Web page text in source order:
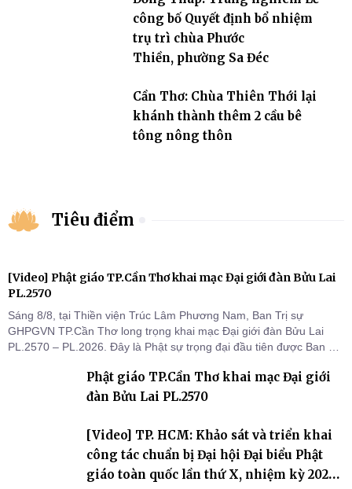
công bố Quyết định bổ nhiệm
trụ trì chùa Phước
Thiền, phường Sa Đéc
Cần Thơ: Chùa Thiên Thới lại
khánh thành thêm 2 cầu bê
tông nông thôn
Tiêu điểm
[Video] Phật giáo TP.Cần Thơ khai mạc Đại giới đàn Bửu Lai
PL.2570
Sáng 8/8, tại Thiền viện Trúc Lâm Phương Nam, Ban Trị sự
GHPGVN TP.Cần Thơ long trọng khai mạc Đại giới đàn Bửu Lai
PL.2570 – PL.2026. Đây là Phật sự trọng đại đầu tiên được Ban Trị
thứ I, thể hiện sự quan tâm đối với công tác truyền giới, đào tạo
Tăng tài và tiếp nối mạng mạch Tăng-g
Phật giáo TP.Cần Thơ khai mạc Đại giới
đàn Bửu Lai PL.2570
[Video] TP. HCM: Khảo sát và triển khai
công tác chuẩn bị Đại hội Đại biểu Phật
giáo toàn quốc lần thứ X, nhiệm kỳ 2026-